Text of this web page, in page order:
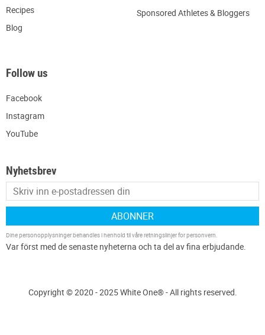
Recipes
Blog
Sponsored Athletes & Bloggers
Follow us
Facebook
Instagram
YouTube
Nyhetsbrev
ABONNER
Dine personopplysninger behandles i henhold til våreretningslinjer for personvern
Copyright © 2020 - 2025 White One® - All rights reserved.